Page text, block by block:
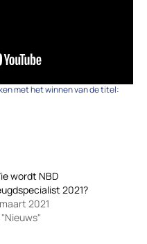
met het winnen van de titel:
wordt NBD
2021?
2021
"Nieuws"